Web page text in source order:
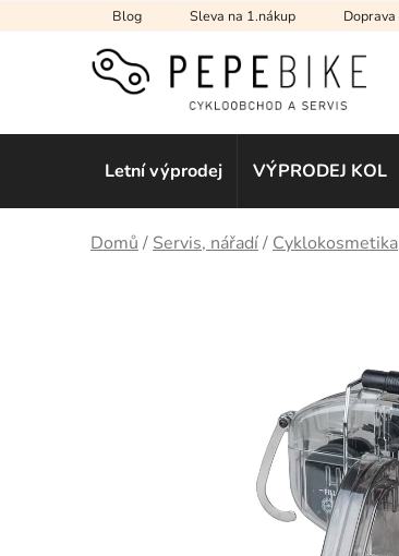
na
Blog Sleva na 1.nákup Doprava
Letní výprodej VÝPRODEJ KOL
Domů / Servis, nářadí/ Cyklokosmetika